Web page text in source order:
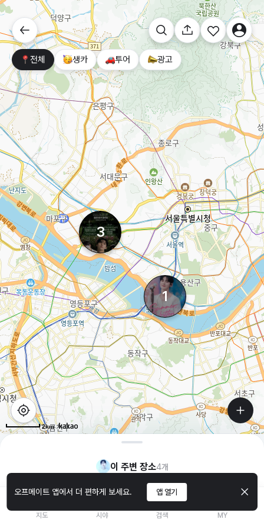
오프메이트 앱에서 더 편하게 보세요. 앱 열기
3
1
2km
전체 생카 투어 광고
이 주변 장소4개
지도 시야 검색 MY